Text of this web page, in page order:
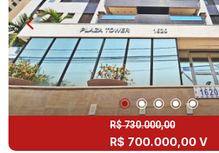
R$ 730.000,00
R$ 700.000,00 V